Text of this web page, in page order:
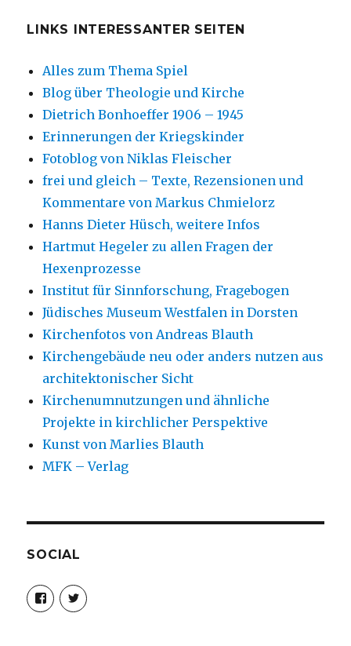
LINKS INTERESSANTER SEITEN
Alles zum Thema Spiel
Blog über Theologie und Kirche
Dietrich Bonhoeffer 1906 – 1945
Erinnerungen der Kriegskinder
Fotoblog von Niklas Fleischer
frei und gleich – Texte, Rezensionen und
Kommentare von Markus Chmielorz
Hanns Dieter Hüsch, weitere Infos
Hartmut Hegeler zu allen Fragen der
Hexenprozesse
Institut für Sinnforschung, Fragebogen
Jüdisches Museum Westfalen in Dorsten
Kirchenfotos von Andreas Blauth
Kirchengebäude neu oder anders nutzen aus
architektonischer Sicht
Kirchenumnutzungen und ähnliche
Projekte in kirchlicher Perspektive
Kunst von Marlies Blauth
MFK – Verlag
SOCIAL
Profil
von
christoph.fleischer1
Profil
von